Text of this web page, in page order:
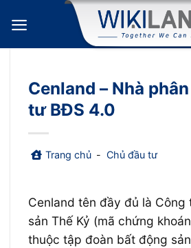
qua
nội
Cenland – Nhà
tư BĐS 4.0
Trang chủ - Chủ đầu tư
Cenland tên đầy đủ là Công
sản Thế Kỷ (mã chứng
thuộc tập đoàn bất động